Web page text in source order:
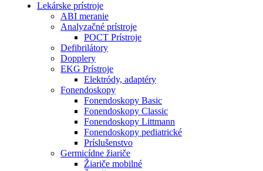
Lekárske prístroje
ABI meranie
Analyzačné prístroje
POCT Prístroje
Defibrilátory
Dopplery
EKG Prístroje
Elektródy, adaptéry
Fonendoskopy
Fonendoskopy Basic
Fonendoskopy Classic
Fonendoskopy Littmann
Fonendoskopy pediatrické
Príslušenstvo
Germicídne žiariče
Žiariče mobilné